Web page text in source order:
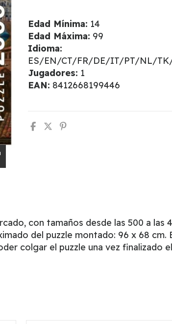
Edad Mínima: 14
Edad Máxima: 99
Idioma:
ES/EN/CT/FR/DE/IT/PT/NL/
Jugadores: 1
EAN: 8412668199446
con tamaños desde las 500 a las
del puzzle montado: 96 x 68 cm.
colgar el puzzle una vez finalizado